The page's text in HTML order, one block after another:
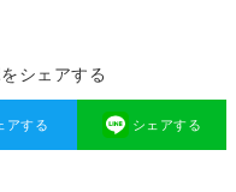
シェアする
アする シェアする